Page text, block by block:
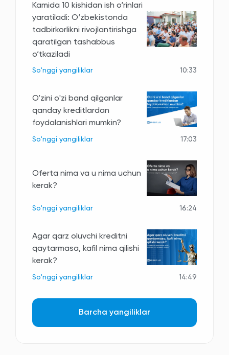
Kamida 10 kishidan ish o‘rinlari
yaratiladi: O‘zbekistonda
tadbirkorlikni rivojlantirishga
qaratilgan tashabbus
o‘tkaziladi
So'nggi yangiliklar 10:33
O'zini o'zi band qilganlar
qanday kreditlardan
foydalanishlari mumkin?
So'nggi yangiliklar 17:03
Oferta nima va u nima uchun
kerak?
So'nggi yangiliklar 16:24
Agar qarz oluvchi kreditni
qaytarmasa, kafil nima qilishi
kerak?
So'nggi yangiliklar 14:49
Barcha yangiliklar